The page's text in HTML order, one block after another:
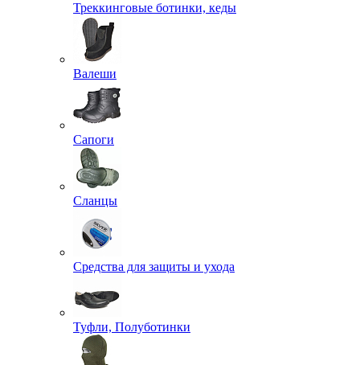
Треккинговые ботинки, кеды
Валеши
Сапоги
Сланцы
Средства для защиты и ухода
Туфли, Полуботинки